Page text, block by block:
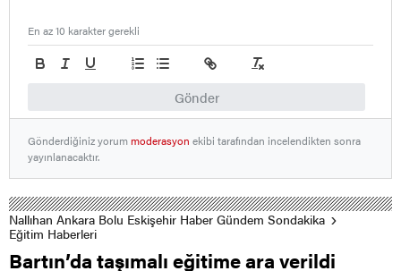
Gönder
En az 10 karakter gerekli
Gönderdiğiniz yorummoderasyon ekibi tarafından incelendikten sonra
yayınlanacaktır.
Nallıhan Ankara Bolu Eskişehir Haber Gündem Sondakika
Eğitim Haberleri
Bartın’da taşımalı eğitime ara verildi